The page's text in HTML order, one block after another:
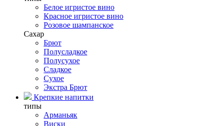
Белое игристое вино
Красное игристое вино
Розовое шампанское
Сахар
Брют
Полусладкое
Полусухое
Сладкое
Сухое
Экстра Брют
Крепкие напитки
типы
Арманьяк
Виски